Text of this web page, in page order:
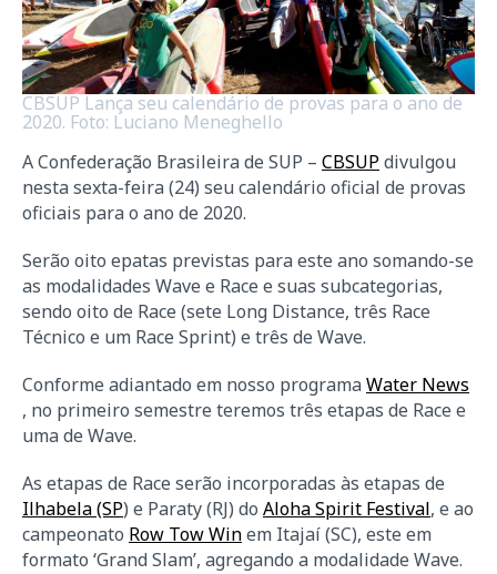
CBSUP Lança seu calendário de provas para o ano de
2020. Foto: Luciano Meneghello
A Confederação Brasileira de SUP – CBSUP divulgou
nesta sexta-feira (24) seu calendário oficial de provas
oficiais para o ano de 2020.
Serão oito epatas previstas para este ano somando-se
as modalidades Wave e Race e suas subcategorias,
sendo oito de Race (sete Long Distance, três Race
Técnico e um Race Sprint) e três de Wave.
Conforme adiantado em nosso programaWater News
, no primeiro semestre teremos três etapas de Race e
uma de Wave.
As etapas de Race serão incorporadas às etapas de
Ilhabela (SP) e Paraty (RJ) do Aloha Spirit Festival, e ao
campeonato Row Tow Winem Itajaí (SC), este em
formato ‘Grand Slam’, agregando a modalidade Wave.